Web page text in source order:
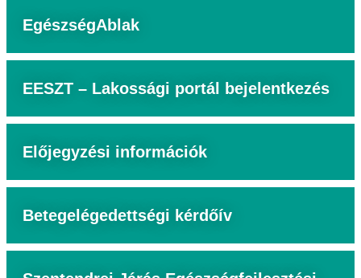
EgészségAblak
EESZT – Lakossági portál bejelentkezés
Előjegyzési információk
Betegelégedettségi kérdőív